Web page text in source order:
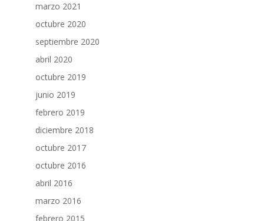
marzo 2021
octubre 2020
septiembre 2020
abril 2020
octubre 2019
junio 2019
febrero 2019
diciembre 2018
octubre 2017
octubre 2016
abril 2016
marzo 2016
febrero 2015